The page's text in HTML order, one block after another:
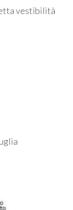
vestibilità